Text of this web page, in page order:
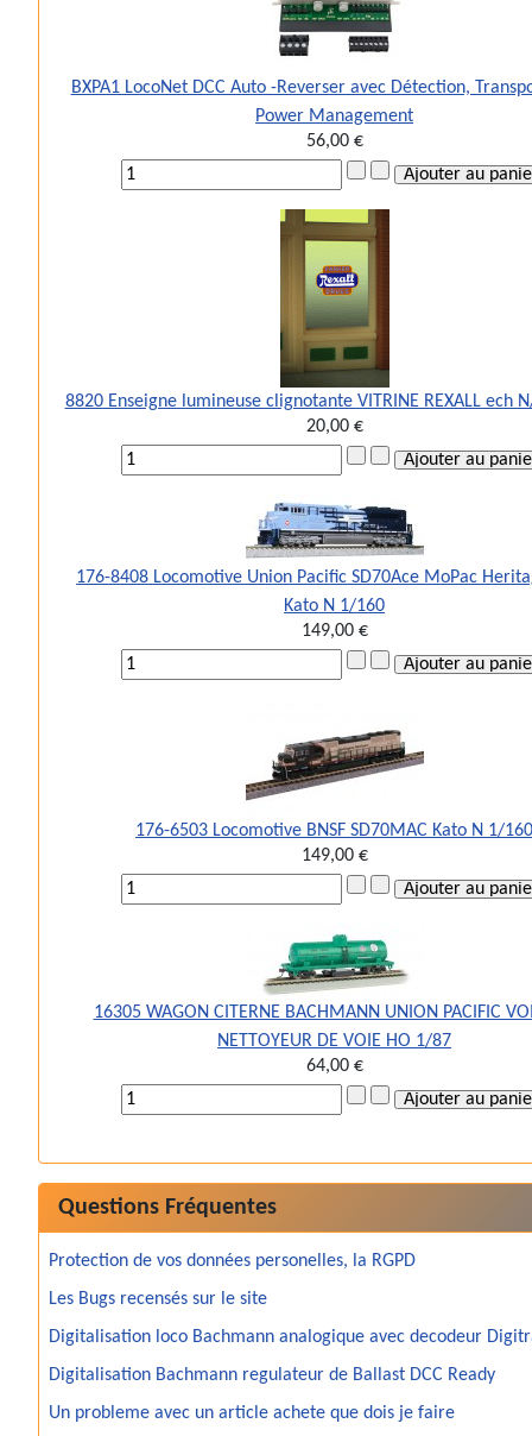
BXPA1 LocoNet DCC Auto -Reverser avec Détection,
Power Management
56,00 €
8820 Enseigne lumineuse clignotante VITRINE REXALL ech
20,00 €
176-8408 Locomotive Union Pacific SD70Ace MoPac
Kato N 1/160
149,00 €
176-6503 Locomotive BNSF SD70MAC Kato N 1/
149,00 €
16305 WAGON CITERNE BACHMANN UNION PACIFIC
NETTOYEUR DE VOIE HO 1/87
64,00 €
Questions Fréquentes
Protection de vos données personelles, la RGPD
Les Bugs recensés sur le site
Digitalisation loco Bachmann analogique avec decodeur
Digitalisation Bachmann regulateur de Ballast DCC Ready
Un probleme avec un article achete que dois je faire